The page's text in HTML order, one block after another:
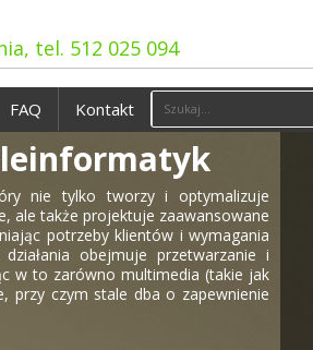
tel. 512 025 094
FAQ Kontakt
nie tylko tworzy i optymalizuje
ale także projektuje zaawansowane
potrzeby klientów i wymagania
obejmuje przetwarzanie i
w to zarówno multimedia (takie jak
przy czym stale dba o zapewnienie